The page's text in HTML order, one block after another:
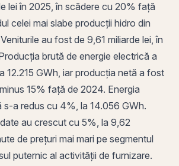
lei în 2025, în scădere cu 20% față
celei mai slabe producții hidro din
au fost de 9,61 miliarde lei, în
brută de energie electrică a
12.215 GWh, iar producția netă a fost
15% față de 2024. Energia
s-a redus cu 4%, la 14.056 GWh.
au crescut cu 5%, la 9,62
de prețuri mai mari pe segmentul
puternic al activității de furnizare.